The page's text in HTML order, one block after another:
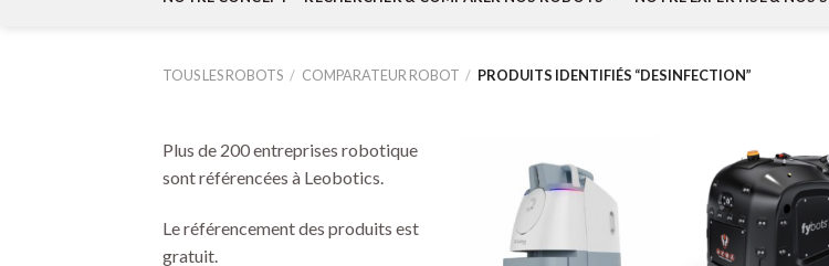
TOUS LES ROBOTS / COMPARATEUR ROBOT / PRODUITS IDENTIFIÉS “DESINFECTION”
Plus de 200 entreprises robotique
sont référencées à Leobotics.
Le référencement des produits est
gratuit.